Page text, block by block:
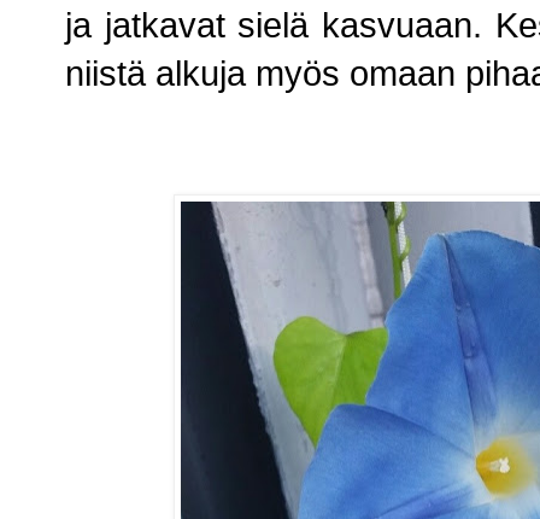
ja jatkavat sielä kasvuaan.
niistä alkuja myös omaan